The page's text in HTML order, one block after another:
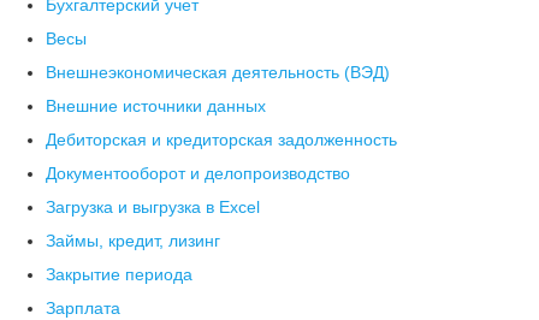
Бухгалтерский учет
Весы
Внешнеэкономическая деятельность (ВЭД)
Внешние источники данных
Дебиторская и кредиторская задолженность
Документооборот и делопроизводство
Загрузка и выгрузка в Excel
Займы, кредит, лизинг
Закрытие периода
Зарплата